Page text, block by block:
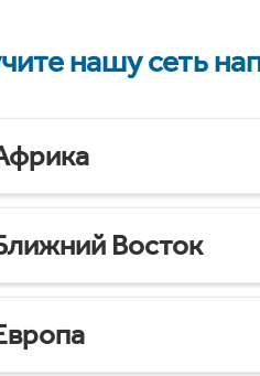
нашу сеть
Восток